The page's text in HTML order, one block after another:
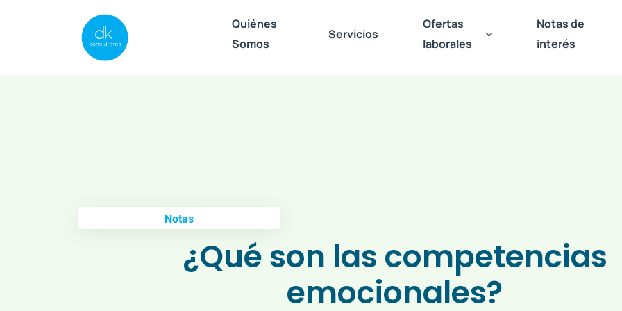
Quiénes
Somos
Servicios
Ofertas
laborales
Notas de
interés
Notas
¿Qué son las competencias
emocionales?